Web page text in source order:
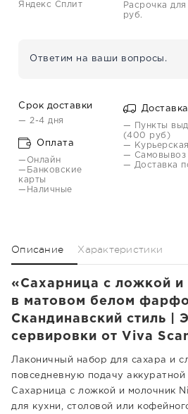
Яндекс Сплит
Расрочка
руб.
Ответим на ваши вопросы.
Срок доставки
— 2-4 дня
Оплата
—Онлайн
—Банковские
карты
—Наличные
— Пункты
(400 руб)
—
— Самовывоз
— Доставка
Описание Характеристики
«Сахарница с ложкой и
в матовом белом
Скандинавский стиль |
сервировки от Viva
Лаконичный набор для сахара и
повседневную подачу
Сахарница с ложкой и молочник
для кухни, столовой или